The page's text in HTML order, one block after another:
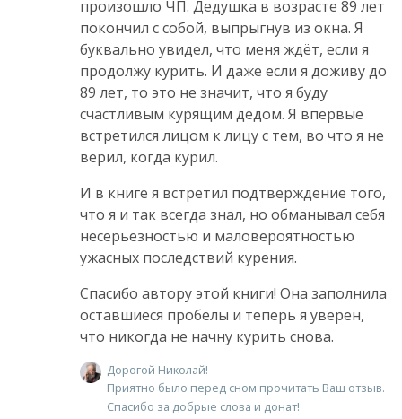
произошло ЧП. Дедушка в возрасте 89 лет
покончил с собой, выпрыгнув из окна. Я
буквально увидел, что меня ждёт, если я
продолжу курить. И даже если я доживу до
89 лет, то это не значит, что я буду
счастливым курящим дедом. Я впервые
встретился лицом к лицу с тем, во что я не
верил, когда курил.
И в книге я встретил подтверждение того,
что я и так всегда знал, но обманывал себя
несерьезностью и маловероятностью
ужасных последствий курения.
Спасибо автору этой книги! Она заполнила
оставшиеся пробелы и теперь я уверен,
что никогда не начну курить снова.
Дорогой Николай!
Приятно было перед сном прочитать Ваш отзыв.
Спасибо за добрые слова и донат!